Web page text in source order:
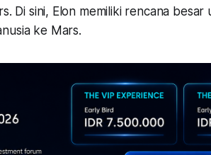
Di sini, Elon memiliki rencana
ke Mars.